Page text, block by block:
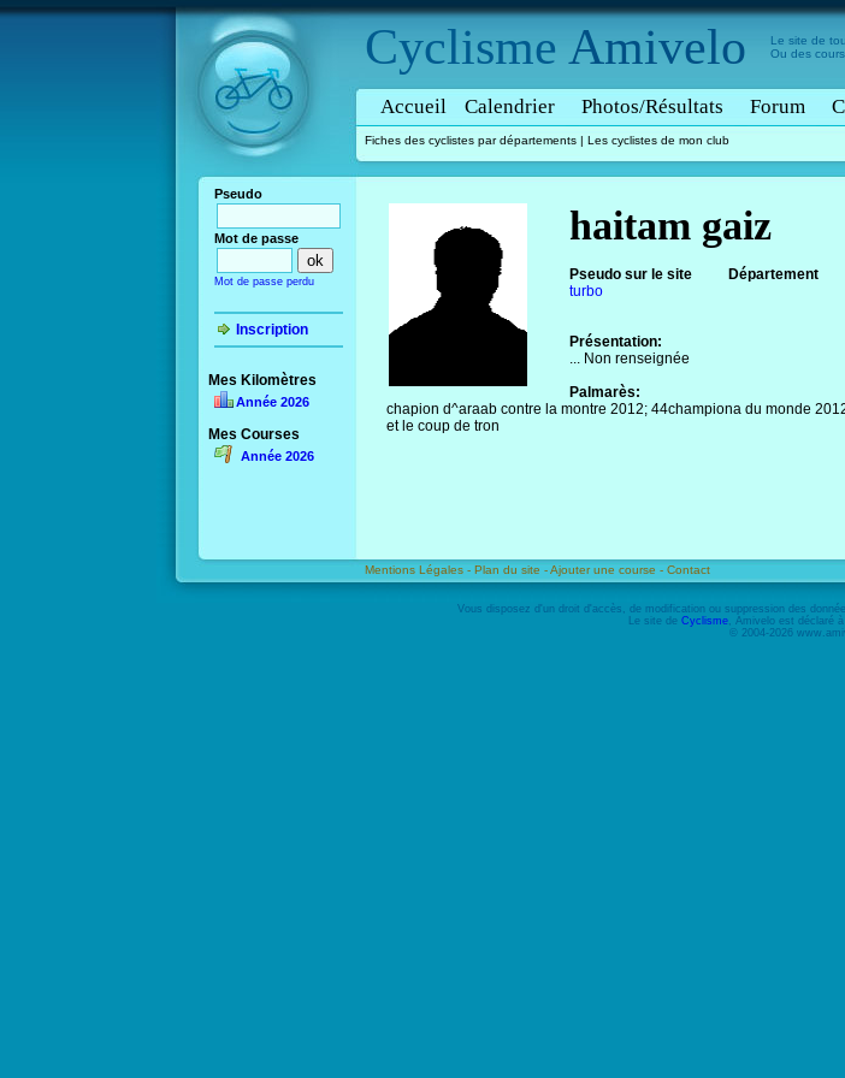
Cyclisme Amivelo
Le site de
Ou des
Accueil Calendrier Photos/Résultats Forum
Fiches des cyclistes par départements | Les cyclistes de mon club
Pseudo
Mot de passe
Mot de passe perdu
Inscription
Mes Kilomètres
Année 2026
Mes Courses
Année 2026
haitam gaiz
Pseudo sur le site
turbo
Département
Présentation:
... Non renseignée
Palmarès:
chapion d^araab contre la montre 2012; 44championa du monde
et le coup de tron
Mentions Légales - Plan du site -Ajouter une course - Contact
Vous disposez d'un droit d'accès, de modification ou suppression des
Le site de Cyclisme, Amivelo est déclaré
© 2004-2026